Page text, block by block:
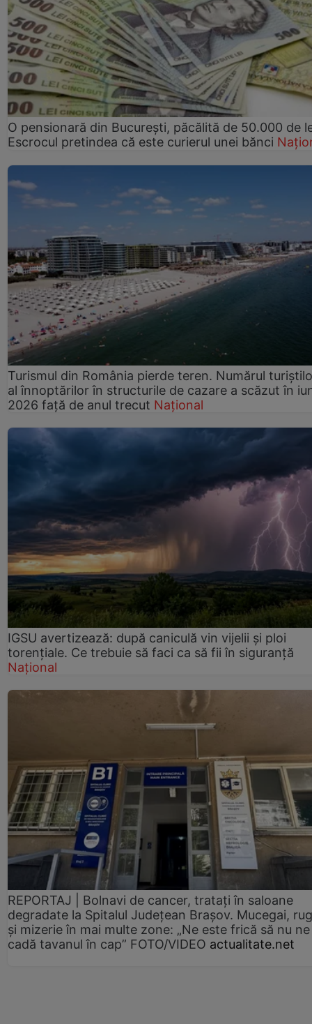
O pensionară din București, păcălită de 50.000 de
Escrocul pretindea că este curierul unei bănci
Turismul din România pierde teren. Numărul
al înnoptărilor în structurile de cazare a scăzut în
2026 față de anul trecut Național
IGSU avertizează: după caniculă vin vijelii și ploi
torențiale. Ce trebuie să faci ca să fii în siguranță
Național
REPORTAJ | Bolnavi de cancer, tratați în saloane
degradate la Spitalul Județean Brașov. Mucegai,
și mizerie în mai multe zone: „Ne este frică să nu ne
cadă tavanul în cap” FOTO/VIDEO actualitate.net